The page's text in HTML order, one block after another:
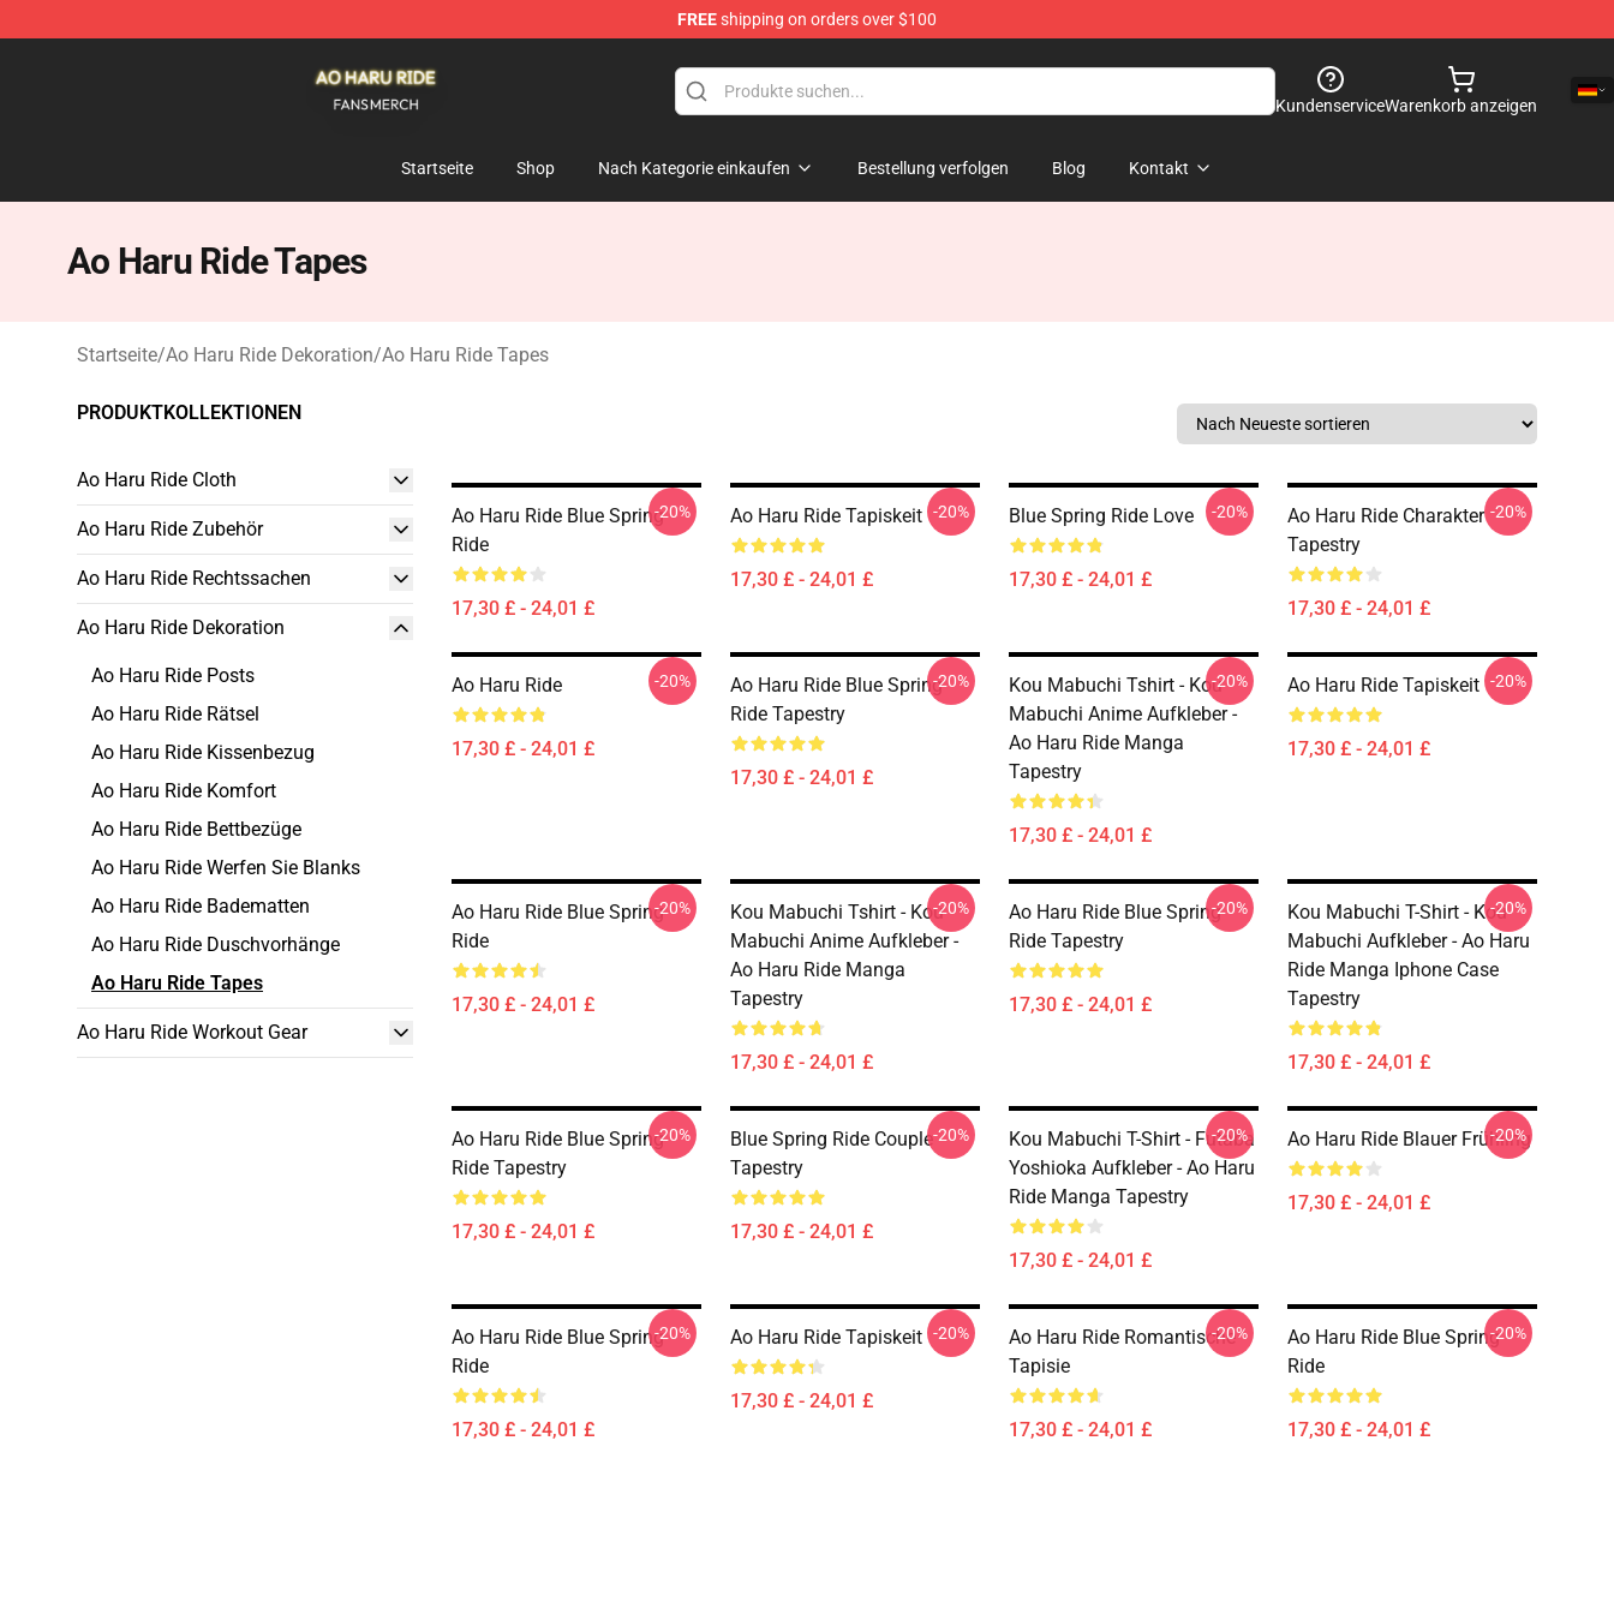
FREEshipping on orders over $100
KundenserviceWarenkorb anzeigen
Startseite Shop Nach Kategorie einkaufen Bestellung verfolgen Blog Kontakt
Ao Haru Ride Tapes
Startseite/Ao Haru Ride Dekoration/Ao Haru Ride Tapes
PRODUKTKOLLEKTIONEN
Ao Haru Ride Cloth
Ao Haru Ride Zubehör
Ao Haru Ride Rechtssachen
Ao Haru Ride Dekoration
Ao Haru Ride Posts
Ao Haru Ride Rätsel
Ao Haru Ride Kissenbezug
Ao Haru Ride Komfort
Ao Haru Ride Bettbezüge
Ao Haru Ride Werfen Sie Blanks
Ao Haru Ride Badematten
Ao Haru Ride Duschvorhänge
Ao Haru Ride Tapes
Ao Haru Ride Workout Gear
Ao Haru Ride Blue Spring
Ride
17,30 £ - 24,01 £
-20% Ao Haru Ride Tapiskeit
17,30 £ - 24,01 £
-20% Blue Spring Ride Love
17,30 £ - 24,01 £
-20%
Ao Haru Ride Charakter
Tapestry
17,30 £ - 24,01 £
-20%
Ao Haru Ride
17,30 £ - 24,01 £
-20%
Ao Haru Ride Blue Spring
Ride Tapestry
17,30 £ - 24,01 £
-20%
Kou Mabuchi Tshirt - Kou
Mabuchi Anime Aufkleber -
Ao Haru Ride Manga
Tapestry
17,30 £ - 24,01 £
-20% Ao Haru Ride Tapiskeit
17,30 £ - 24,01 £
-20%
Ao Haru Ride Blue Spring
Ride
17,30 £ - 24,01 £
-20%
Kou Mabuchi Tshirt - Kou
Mabuchi Anime Aufkleber -
Ao Haru Ride Manga
Tapestry
17,30 £ - 24,01 £
-20%
Ao Haru Ride Blue Spring
Ride Tapestry
17,30 £ - 24,01 £
-20%
Kou Mabuchi T-Shirt - Kou
Mabuchi Aufkleber - Ao Haru
Ride Manga Iphone Case
Tapestry
17,30 £ - 24,01 £
-20%
Ao Haru Ride Blue Spring
Ride Tapestry
17,30 £ - 24,01 £
-20%
Blue Spring Ride Couple
Tapestry
17,30 £ - 24,01 £
-20%
Kou Mabuchi T-Shirt - Futaba
Yoshioka Aufkleber - Ao Haru
Ride Manga Tapestry
17,30 £ - 24,01 £
-20% Ao Haru Ride Blauer Frühling
17,30 £ - 24,01 £
-20%
Ao Haru Ride Blue Spring
Ride
17,30 £ - 24,01 £
-20% Ao Haru Ride Tapiskeit
17,30 £ - 24,01 £
-20%
Ao Haru Ride Romantische
Tapisie
17,30 £ - 24,01 £
-20%
Ao Haru Ride Blue Spring
Ride
17,30 £ - 24,01 £
-20%